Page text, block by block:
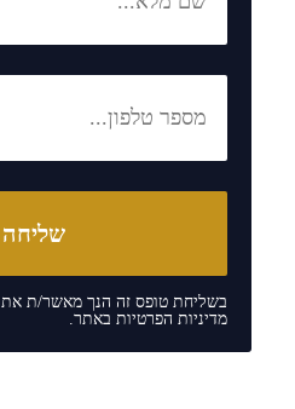
בשליחת טופס זה הנך מאשר/ת את
מדיניות הפרטיותבאתר.